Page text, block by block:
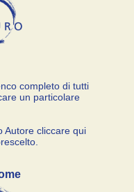
completo di tutti
un particolare
Autore cliccare qui